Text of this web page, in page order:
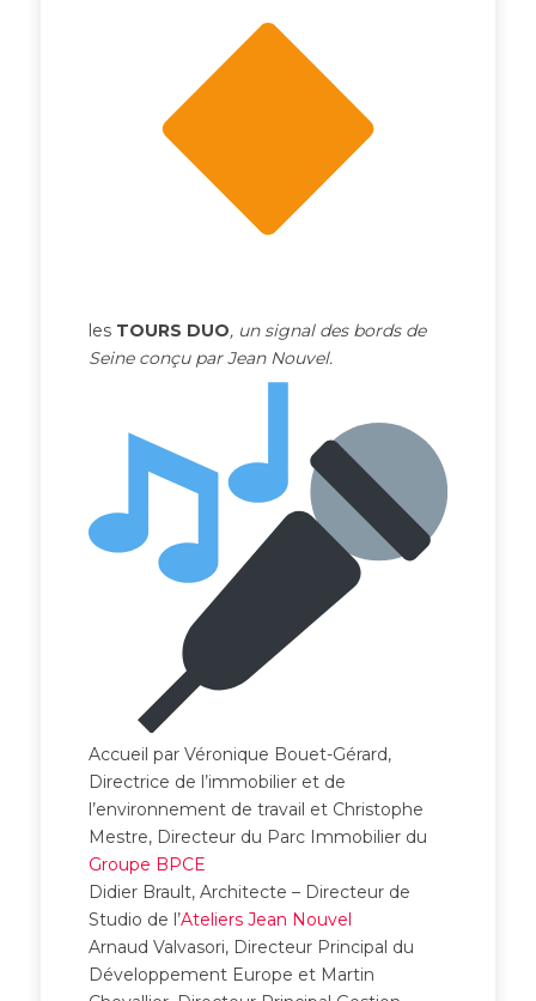
lesTOURS DUO, un signal des bords de
Seine conçu par Jean Nouvel.
Accueil par Véronique Bouet-Gérard,
Directrice de l’immobilier et de
l’environnement de travail et Christophe
Mestre, Directeur du Parc Immobilier du
Groupe BPCE
Didier Brault, Architecte – Directeur de
Studio de l’Ateliers Jean Nouvel
Arnaud Valvasori, Directeur Principal du
Développement Europe et Martin